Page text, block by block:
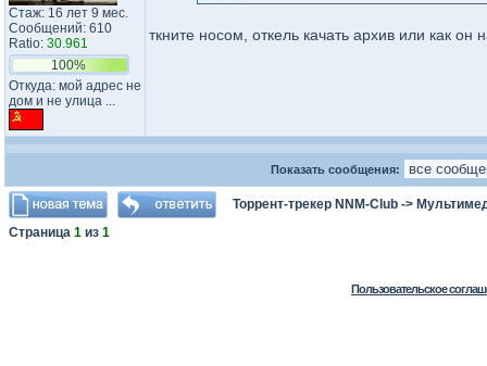
Стаж: 16 лет 9 мес.
Сообщений: 610
Ratio: 30.961
100%
Откуда: мой адрес не
дом и не улица ...
ткните носом, откель качать архив или как он
Показать сообщения:
Торрент-трекер NNM-Club ->
Страница 1 из 1
Пользовательское